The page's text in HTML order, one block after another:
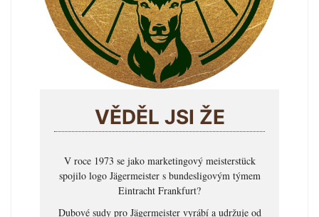
VĚDĚL JSI ŽE
V roce 1973 se jako marketingový meisterstück
spojilo logo Jägermeister s bundesligovým týmem
Eintracht Frankfurt?
Dubové sudy pro Jägermeister vyrábí a udržuje od